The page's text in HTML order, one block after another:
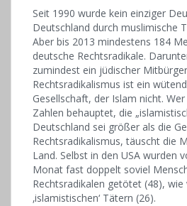
Seit 1990 wurde kein einziger
Deutschland durch muslimische
Aber bis 2013 mindestens 184
deutsche Rechtsradikale.
zumindest ein jüdischer
Rechtsradikalismus ist ein
Gesellschaft, der Islam nicht.
Zahlen behauptet, die
Deutschland sei größer als die
Rechtsradikalismus, täuscht die
Land. Selbst in den USA wurden
Monat fast doppelt soviel
Rechtsradikalen getötet (48),
‚islamistischen‘ Tätern (26).